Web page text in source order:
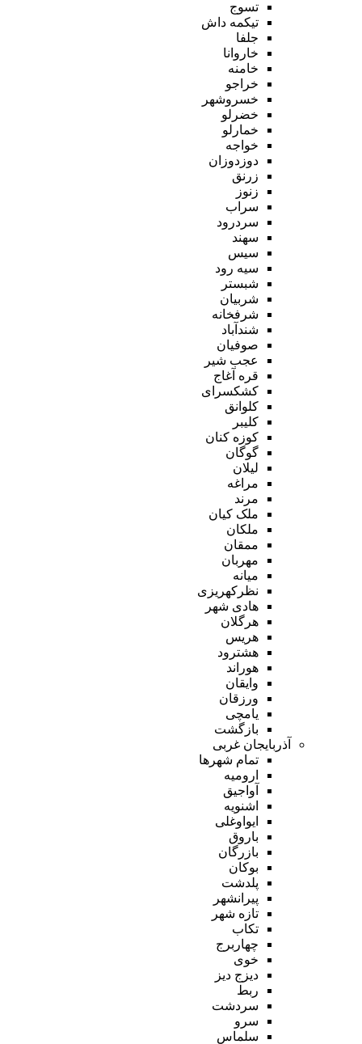
تسوج
تیکمه داش
جلفا
خاروانا
خامنه
خراجو
خسروشهر
خضرلو
خمارلو
خواجه
دوزدوزان
زرنق
زنوز
سراب
سردرود
سهند
سیس
سیه رود
شبستر
شربیان
شرفخانه
شندآباد
صوفیان
عجب شیر
قره آغاج
کشکسرای
کلوانق
کلیبر
کوزه کنان
گوگان
لیلان
مراغه
مرند
ملک کیان
ملکان
ممقان
مهربان
میانه
نظرکهریزی
هادی شهر
هرگلان
هریس
هشترود
هوراند
وایقان
ورزقان
یامچی
بازگشت
آذربایجان غربی
تمام شهر‌ها
ارومیه
آواجیق
اشنویه
ایواوغلی
باروق
بازرگان
بوکان
پلدشت
پیرانشهر
تازه شهر
تکاب
چهاربرج
خوی
دیزج دیز
ربط
سردشت
سرو
سلماس